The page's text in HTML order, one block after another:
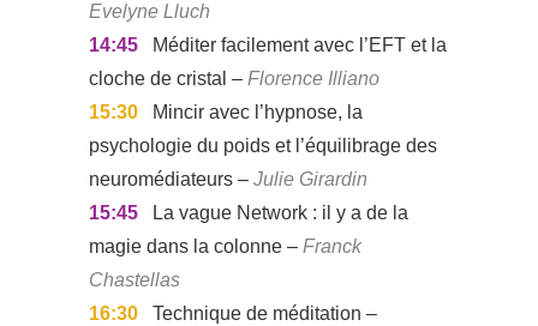
Evelyne Lluch
14:45
Méditer facilement avec l’EFT et la
cloche de cristal – Florence Illiano
15:30
Mincir avec l’hypnose, la
psychologie du poids et l’équilibrage des
neuromédiateurs – Julie Girardin
15:45
La vague Network : il y a de la
magie dans la colonne – Franck
Chastellas
16:30
Technique de méditation –